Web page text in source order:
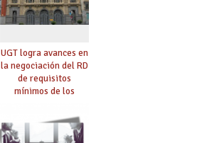
UGT logra avances en
la negociación del RD
de requisitos
mínimos de los
exige al Ministerio
que los compromisos